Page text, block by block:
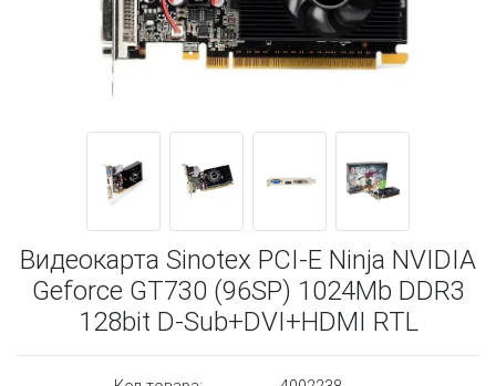
Видеокарта Sinotex PCI-E Ninja NVIDIA
Geforce GT730 (96SP) 1024Mb DDR3
128bit D-Sub+DVI+HDMI RTL